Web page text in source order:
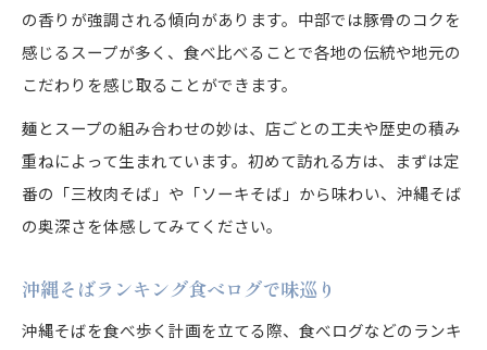
の香りが強調される傾向があります。中部では豚骨のコクを
感じるスープが多く、食べ比べることで各地の伝統や地元の
こだわりを感じ取ることができます。
麺とスープの組み合わせの妙は、店ごとの工夫や歴史の積み
重ねによって生まれています。初めて訪れる方は、まずは定
番の「三枚肉そば」や「ソーキそば」から味わい、沖縄そば
の奥深さを体感してみてください。
沖縄そばランキング食べログで味巡り
沖縄そばを食べ歩く計画を立てる際、食べログなどのランキ